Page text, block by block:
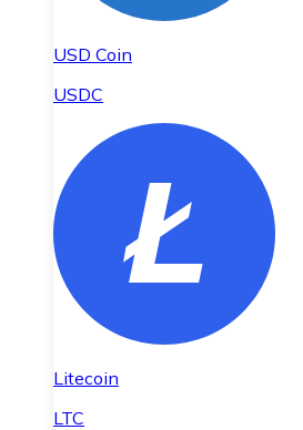
USD Coin
USDC
Litecoin
LTC